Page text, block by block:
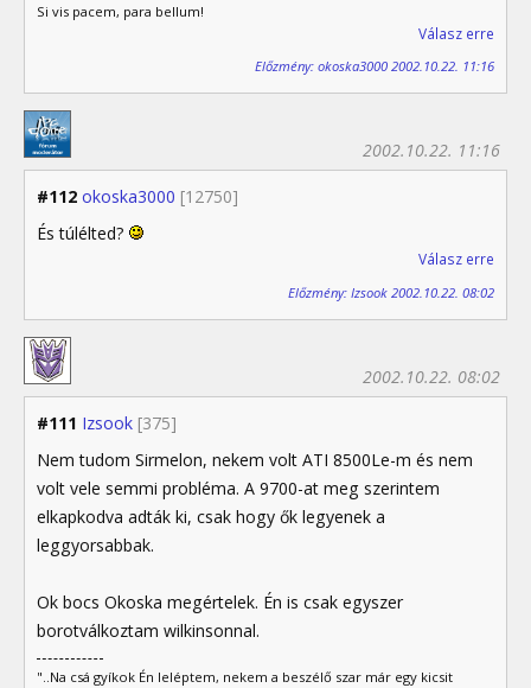
Si vis pacem, para bellum!
Válasz erre
Előzmény: okoska3000 2002.10.22. 11:16
#112 okoska3000 [12750]
2002.10.22. 11:16
És túlélted?
Válasz erre
Előzmény: Izsook 2002.10.22. 08:02
#111 Izsook [375]
2002.10.22. 08:02
Nem tudom Sirmelon, nekem volt ATI 8500Le-m és nem
volt vele semmi probléma. A 9700-at meg szerintem
elkapkodva adták ki, csak hogy ők legyenek a
leggyorsabbak.
Ok bocs Okoska megértelek. Én is csak egyszer
borotválkoztam wilkinsonnal.
"..Na csá gyíkok Én leléptem, nekem a beszélő szar már egy kicsit